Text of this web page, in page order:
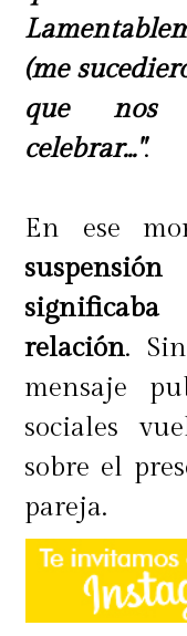
(me
que nos
celebrar...".
En ese
relación.
mensaje
sociales
sobre el
pareja.